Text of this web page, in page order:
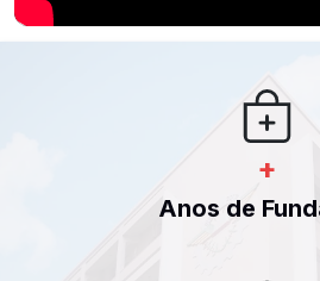
+
Anos de